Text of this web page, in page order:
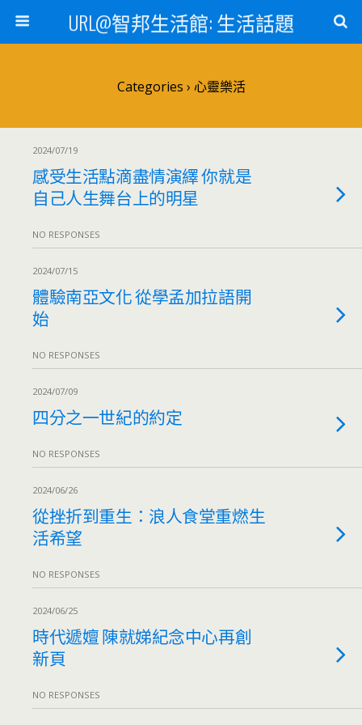
URL@智邦生活館: 生活話題
Categories › 心靈樂活
2024/07/19
感受生活點滴盡情演繹 你就是
自己人生舞台上的明星
NO RESPONSES
2024/07/15
體驗南亞文化 從學孟加拉語開
始
NO RESPONSES
2024/07/09
四分之一世紀的約定
NO RESPONSES
2024/06/26
從挫折到重生：浪人食堂重燃生
活希望
NO RESPONSES
2024/06/25
時代遞嬗 陳就娣紀念中心再創
新頁
NO RESPONSES